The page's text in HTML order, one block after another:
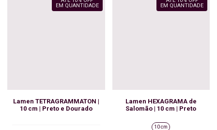
EM QUANTIDADE
Lamen TETRAGRAMMATON |
10 cm | Preto e Dourado
EM QUANTIDADE
Lamen HEXAGRAMA de
Salomão | 10 cm | Preto
10 cm